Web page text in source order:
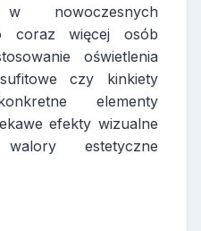
nowoczesnych
coraz więcej osób
oświetlenia
czy kinkiety
elementy
efekty wizualne
estetyczne